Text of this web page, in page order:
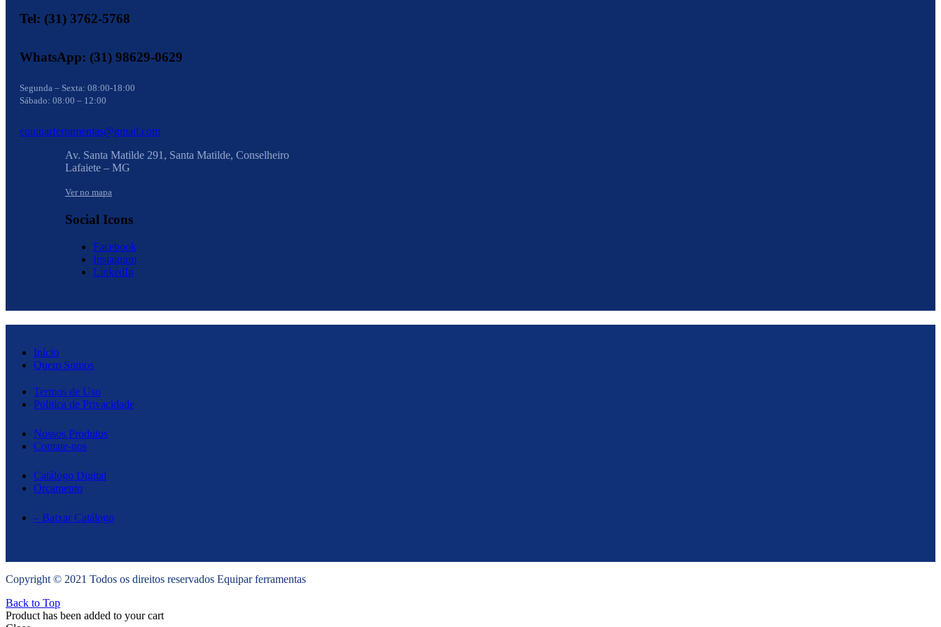
Tel: (31) 3762-5768
WhatsApp: (31) 98629-0629
Segunda – Sexta: 08:00-18:00
Sábado: 08:00 – 12:00
equiparferramentas@gmail.com
Av. Santa Matilde 291, Santa Matilde, Conselheiro
Lafaiete – MG
Ver no mapa
Social Icons
Facebook
Instagram
LinkedIn
Início
Quem Somos
Termos de Uso
Politica de Privacidade
Nossos Produtos
Contate-nos
Catálogo Digital
Orçamento
– Baixar Catálogo
Copyright © 2021 Todos os direitos reservados Equipar ferramentas
Back to Top
Product has been added to your cart